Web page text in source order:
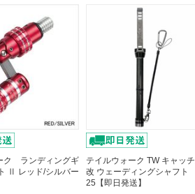
ク ランディングギ
Ⅱ レッド/シルバー
テイルウォーク TW キャッ
改 ウェーディングシャフト
25【即日発送】